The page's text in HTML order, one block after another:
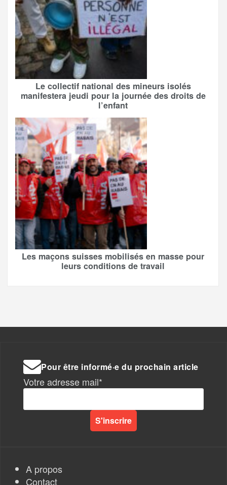
Le collectif national des mineurs isolés
manifestera jeudi pour la journée des droits de
l’enfant
Les maçons suisses mobilisés en masse pour
leurs conditions de travail
Pour être informé·e du prochain article
Votre adresse mail*
A propos
Contact